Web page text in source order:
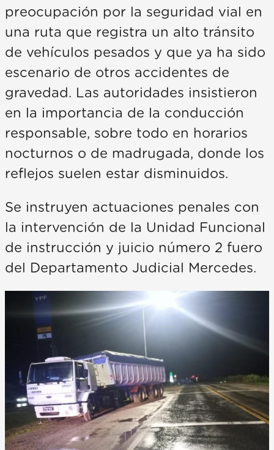
preocupación por la seguridad vial en
una ruta que registra un alto tránsito
de vehículos pesados y que ya ha sido
escenario de otros accidentes de
gravedad. Las autoridades insistieron
en la importancia de la conducción
responsable, sobre todo en horarios
nocturnos o de madrugada, donde los
reflejos suelen estar disminuidos.
Se instruyen actuaciones penales con
la intervención de la Unidad Funcional
de instrucción y juicio número 2 fuero
del Departamento Judicial Mercedes.